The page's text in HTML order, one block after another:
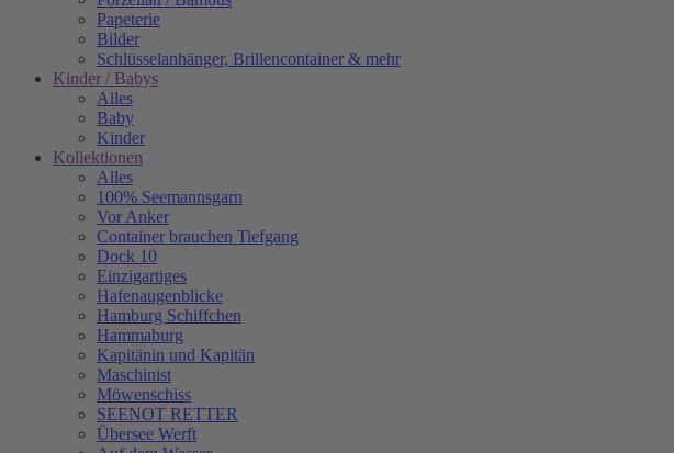
Papeterie
Bilder
Schlüsselanhänger, Brillencontainer & mehr
Kinder / Babys
Alles
Baby
Kinder
Kollektionen
Alles
100% Seemannsgarn
Vor Anker
Container brauchen Tiefgang
Dock 10
Einzigartiges
Hafenaugen­blicke
Hamburg Schiffchen
Hammaburg
Kapitänin und Kapitän
Maschinist
Möwenschiss
SEENOT RETTER
Übersee Werft